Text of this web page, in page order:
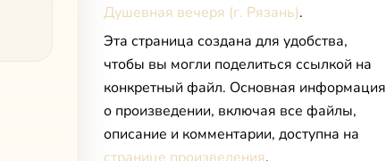
Душевная вечеря (г. Рязань).
Эта страница создана для удобства,
чтобы вы могли поделиться ссылкой на
конкретный файл. Основная информация
о произведении, включая все файлы,
описание и комментарии, доступна на